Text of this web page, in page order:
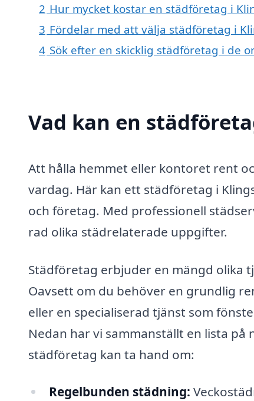
2 Hur mycket kostar en städföretag i
3 Fördelar med att välja städföretag i
4 Sök efter en skicklig städföretag i de
Vad kan en
Att hålla hemmet eller kontoret rent
vardag. Här kan ett städföretag i
och företag. Med professionell
rad olika städrelaterade uppgifter.
Städföretag erbjuder en mängd olika
Oavsett om du behöver en grundlig
eller en specialiserad tjänst som
Nedan har vi sammanställt en lista
städföretag kan ta hand om:
Regelbunden städning: